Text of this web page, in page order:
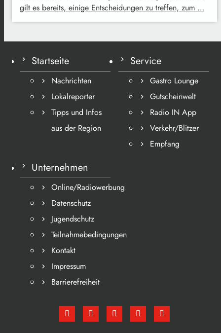
gilt es bereits, einige Entscheidungen zu treffen, zum …
Startseite
Nachrichten
Lokalreporter
Tipps und Infos
aus der Region
Service
Gastro Lounge
Gutscheinwelt
Radio IN App
Verkehr/Blitzer
Empfang
Unternehmen
Online/Radiowerbung
Datenschutz
Jugendschutz
Teilnahmebedingungen
Kontakt
Impressum
Barrierefreiheit